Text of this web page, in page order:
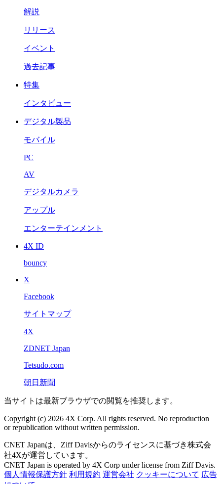
解説
リリース
イベント
過去記事
特集
インタビュー
デジタル製品
モバイル
PC
AV
デジタルカメラ
アップル
エンターテインメント
4X ID
bouncy
X
Facebook
サイトマップ
4X
ZDNET Japan
Tetsudo.com
朝日新聞
当サイトは最新ブラウザでの閲覧を推奨します。
Copyright (c) 2026 4X Corp. All rights reserved. No reproduction
or republication without written permission.
CNET Japanは、Ziff Davisからのライセンスに基づき株式会
社4Xが運営しています。
CNET Japan is operated by 4X Corp under license from Ziff Davis.
個人情報保護方針 利用規約 運営会社 クッキーについて 広告